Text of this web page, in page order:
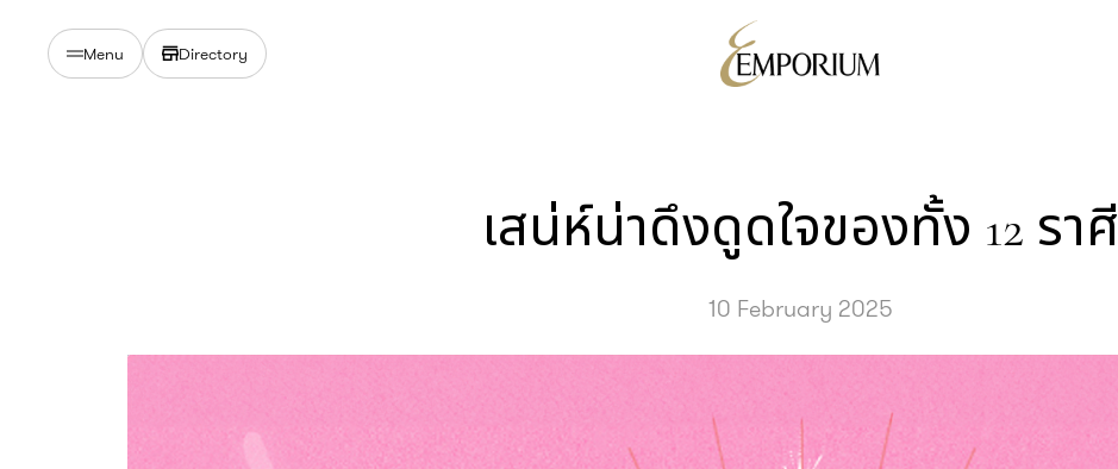
Menu Directory
เสน่ห์น่าดึงดูดใจของทั้ง 12 ราศี
10 February 2025